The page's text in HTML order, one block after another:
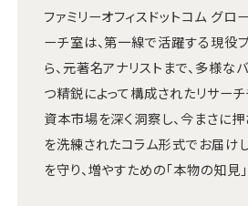
ファミリーオフィスドットコム グロ
ーチ室は、第一線で活躍する現役
ら、元著名アナリストまで、多様な
つ精鋭によって構成されたリサー
資本市場を深く洞察し、今まさに
を洗練されたコラム形式でお届け
を守り、増やすための「本物の知見